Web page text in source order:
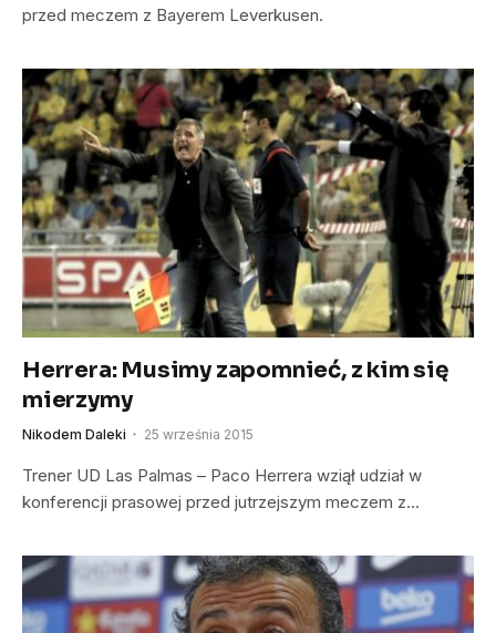
przed meczem z Bayerem Leverkusen.
Herrera: Musimy zapomnieć, z kim się
mierzymy
Nikodem Daleki 25 września 2015
Trener UD Las Palmas – Paco Herrera wziął udział w
konferencji prasowej przed jutrzejszym meczem z…